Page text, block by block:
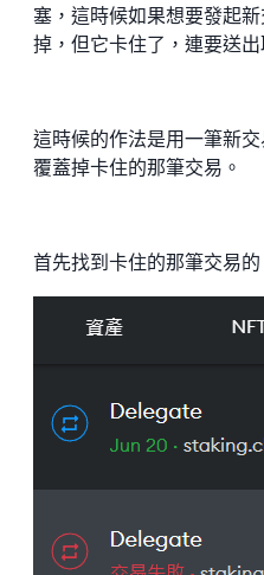
塞，這時候如果想要發起
掉，但它卡住了，連要送
這時候的作法是用一筆新
覆蓋掉卡住的那筆交易。
首先找到卡住的那筆交易的